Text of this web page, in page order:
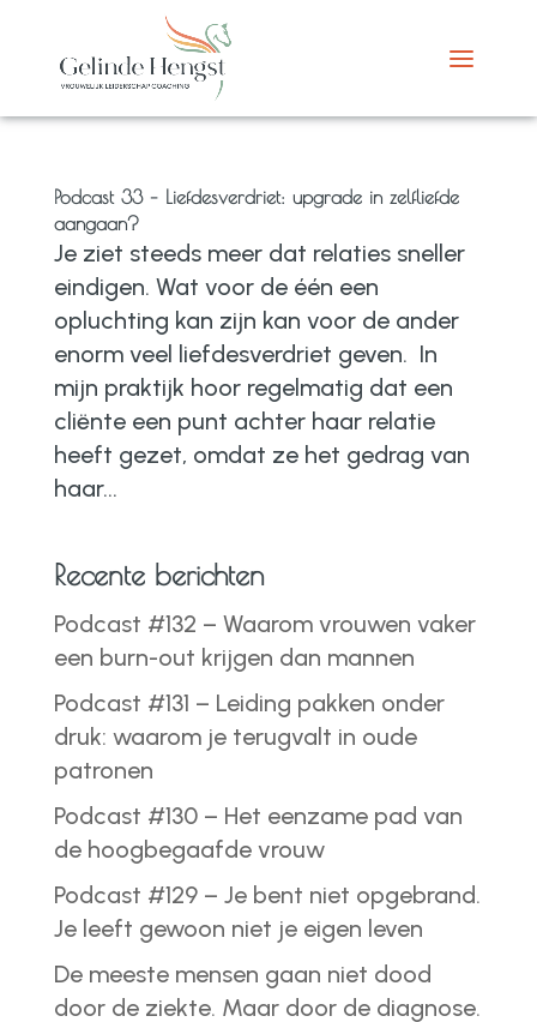
Podcast 33 – Liefdesverdriet: upgrade in zelfliefde
aangaan?
Je ziet steeds meer dat relaties sneller
eindigen. Wat voor de één een
opluchting kan zijn kan voor de ander
enorm veel liefdesverdriet geven. In
mijn praktijk hoor regelmatig dat een
cliënte een punt achter haar relatie
heeft gezet, omdat ze het gedrag van
haar...
Recente berichten
Podcast #132 – Waarom vrouwen vaker
een burn-out krijgen dan mannen
Podcast #131 – Leiding pakken onder
druk: waarom je terugvalt in oude
patronen
Podcast #130 – Het eenzame pad van
de hoogbegaafde vrouw
Podcast #129 – Je bent niet opgebrand.
Je leeft gewoon niet je eigen leven
De meeste mensen gaan niet dood
door de ziekte. Maar door de diagnose.